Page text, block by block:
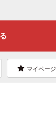
マイページ